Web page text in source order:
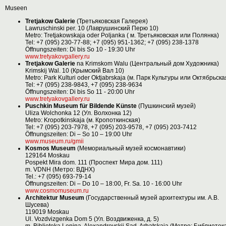
Museen
Tretjakow Galerie (Третьяковская Галерея)
Lawruschinski per. 10 (Лаврушинский Перю 10)
Metro: Tretjakowskaja oder Poljanka ( м. Третьяковская или Полянка)
Tel: +7 (095) 230-77-88; +7 (095) 951-1362; +7 (095) 238-1378
Öffnungszeiten: Di bis So 10 - 19:30 Uhr
www.tretyakovgallery.ru
Tretjakow Galerie na Krimskom Walu (Центральный дом Художника)
Krimskij Wal. 10 (Крымский Вал 10)
Metro: Park Kulturi oder Oktjabrskaja (м. Парк Культуры или
Tel: +7 (095) 238-9843, +7 (095) 238-9634
Öffnungszeiten: Di bis So 11 - 20:00 Uhr
www.tretyakovgallery.ru
Puschkin Museum für Bildende Künste (Пушкинский музей)
Uliza Wolchonka 12 (Ул. Волхонка 12)
Metro: Kropotkinskaja (м. Кропоткинская)
Tel: +7 (095) 203-7978, +7 (095) 203-9578, +7 (095) 203-7412
Öffnungszeiten: Di – So 10 – 19:00 Uhr
www.museum.ru/gmii
Kosmos Museum (Мемориальный музей космонавтики)
129164 Moskau
Pospekt Mira dom. 111 (Проспект Мира дом. 111)
m. VDNH (Метро: ВДНХ)
Tel.: +7 (095) 693-79-14
Öffnungszeiten: Di – Do 10 – 18:00, Fr. Sa. 10 - 16:00 Uhr
www.cosmomuseum.ru
Architektur Museum (Государственный музей архитектуры им. А.В.
Шусева)
119019 Moskau
Ul. Vozdvizgenka Dom 5 (Ул. Воздвиженка, д. 5)